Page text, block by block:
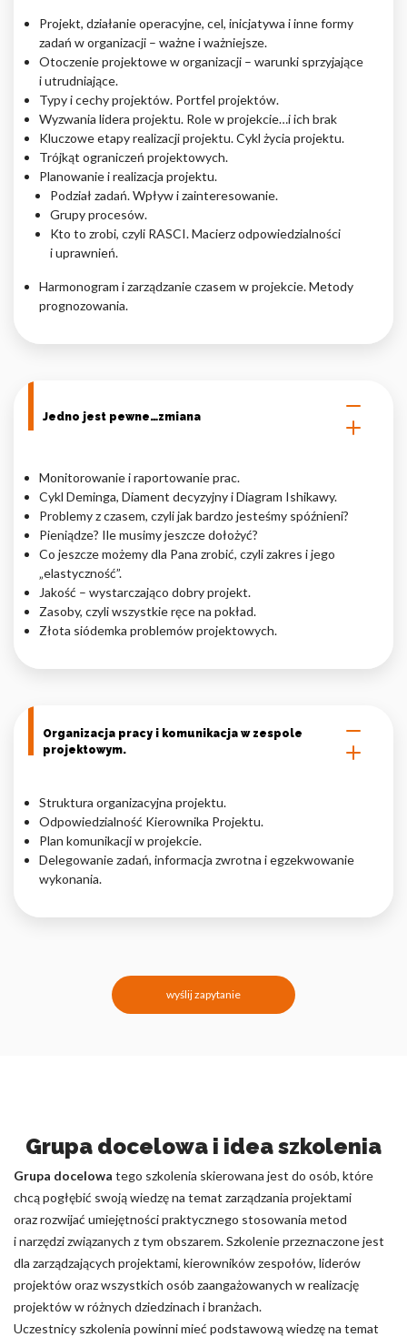
Projekt, działanie operacyjne, cel, inicjatywa i inne formy
zadań w organizacji – ważne i ważniejsze.
Otoczenie projektowe w organizacji – warunki sprzyjające
i utrudniające.
Typy i cechy projektów. Portfel projektów.
Wyzwania lidera projektu. Role w projekcie…i ich brak
Kluczowe etapy realizacji projektu. Cykl życia projektu.
Trójkąt ograniczeń projektowych.
Planowanie i realizacja projektu.
Podział zadań. Wpływ i zainteresowanie.
Grupy procesów.
Kto to zrobi, czyli RASCI. Macierz odpowiedzialności
i uprawnień.
Harmonogram i zarządzanie czasem w projekcie. Metody
prognozowania.
Jedno jest pewne…zmiana
Monitorowanie i raportowanie prac.
Cykl Deminga, Diament decyzyjny i Diagram Ishikawy.
Problemy z czasem, czyli jak bardzo jesteśmy spóźnieni?
Pieniądze? Ile musimy jeszcze dołożyć?
Co jeszcze możemy dla Pana zrobić, czyli zakres i jego
„elastyczność”.
Jakość – wystarczająco dobry projekt.
Zasoby, czyli wszystkie ręce na pokład.
Złota siódemka problemów projektowych.
Organizacja pracy i komunikacja w zespole
projektowym.
Struktura organizacyjna projektu.
Odpowiedzialność Kierownika Projektu.
Plan komunikacji w projekcie.
Delegowanie zadań, informacja zwrotna i egzekwowanie
wykonania.
wyślij zapytanie
Grupa docelowa i idea szkolenia
Grupa docelowa tego szkolenia skierowana jest do osób, które
chcą pogłębić swoją wiedzę na temat zarządzania projektami
oraz rozwijać umiejętności praktycznego stosowania metod
i narzędzi związanych z tym obszarem. Szkolenie przeznaczone jest
dla zarządzających projektami, kierowników zespołów, liderów
projektów oraz wszystkich osób zaangażowanych w realizację
projektów w różnych dziedzinach i branżach.
Uczestnicy szkolenia powinni mieć podstawową wiedzę na temat
Nieklasyfikowane pliki cookie, to pliki, które są w procesie
klasyfikowania, wraz z dostawcami poszczególnych ciasteczek.
Odrzuć
Zapisz moje preferencje
Akceptuj wszystko